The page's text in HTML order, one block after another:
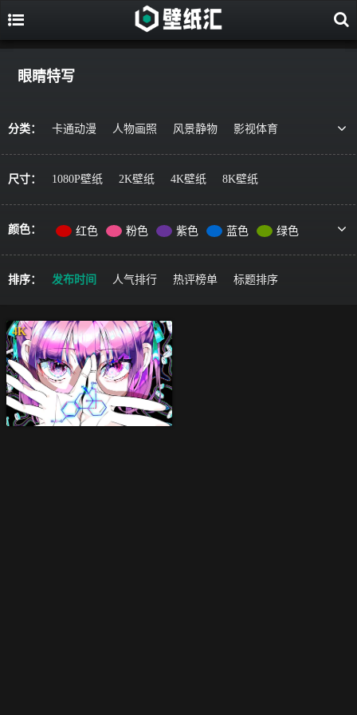
眼睛特写
分类： 卡通动漫 人物画照 风景静物
影视体育
艺术绘画
宇宙星空 军事科技
简约主义
尺寸： 1080P壁纸 2K壁纸 4K壁纸 8K壁纸
颜色： 红色 粉色 紫色 蓝色
绿色
黄色
橙色 棕色 灰色
黑色
彩色
排序： 发布时间 人气排行 热评榜单 标题排序
4K